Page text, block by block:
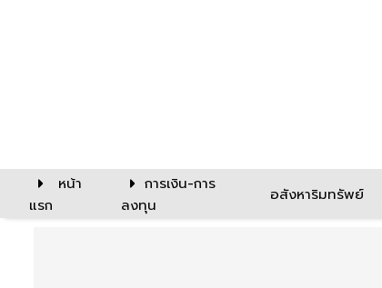
หน้า
แรก
การเงิน-การ
ลงทุน
อสังหาริมทรัพย์